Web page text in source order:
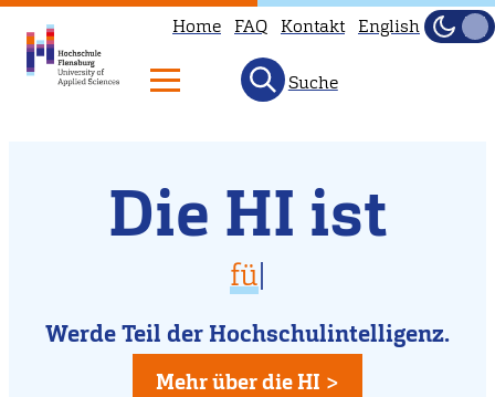
Home FAQ Kontakt English
Hell
Suche
Flensburg
Die HI ist
kreativ
für D
Werde Teil der Hochschulintelligenz.
Mehr über die HI >